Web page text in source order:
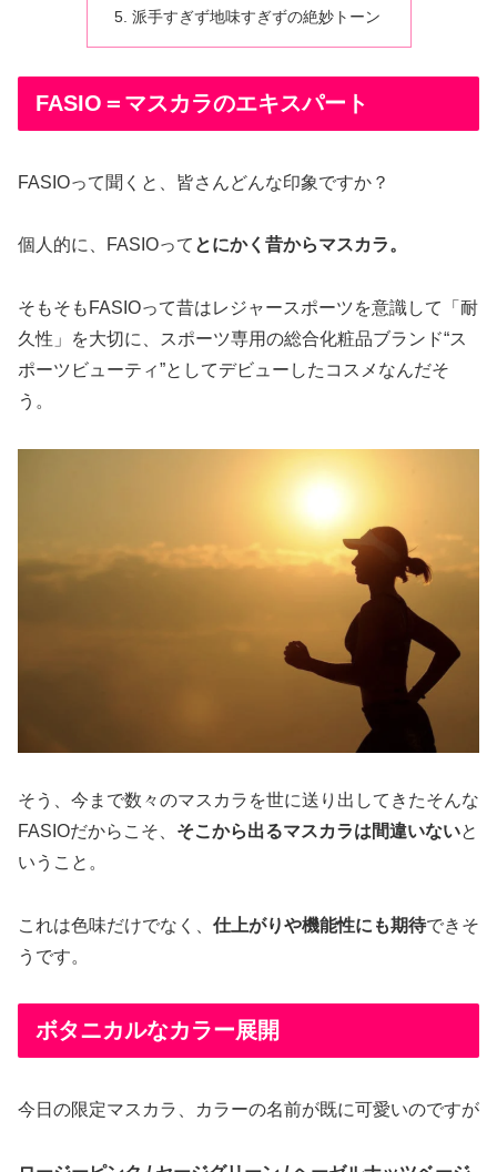
派手すぎず地味すぎずの絶妙トーン
FASIO＝マスカラのエキスパート
FASIOって聞くと、皆さんどんな印象ですか？
個人的に、FASIOって とにかく昔からマスカラ。
そもそもFASIOって昔はレジャースポーツを意識して「耐
久性」を大切に、スポーツ専用の総合化粧品ブランド“ス
ポーツビューティ”としてデビューしたコスメなんだそ
う。
そう、今まで数々のマスカラを世に送り出してきたそんな
FASIOだからこそ、 そこから出るマスカラは間違いないと
いうこと。
これは色味だけでなく、 仕上がりや機能性にも期待できそ
うです。
ボタニカルなカラー展開
今日の限定マスカラ、カラーの名前が既に可愛いのですが